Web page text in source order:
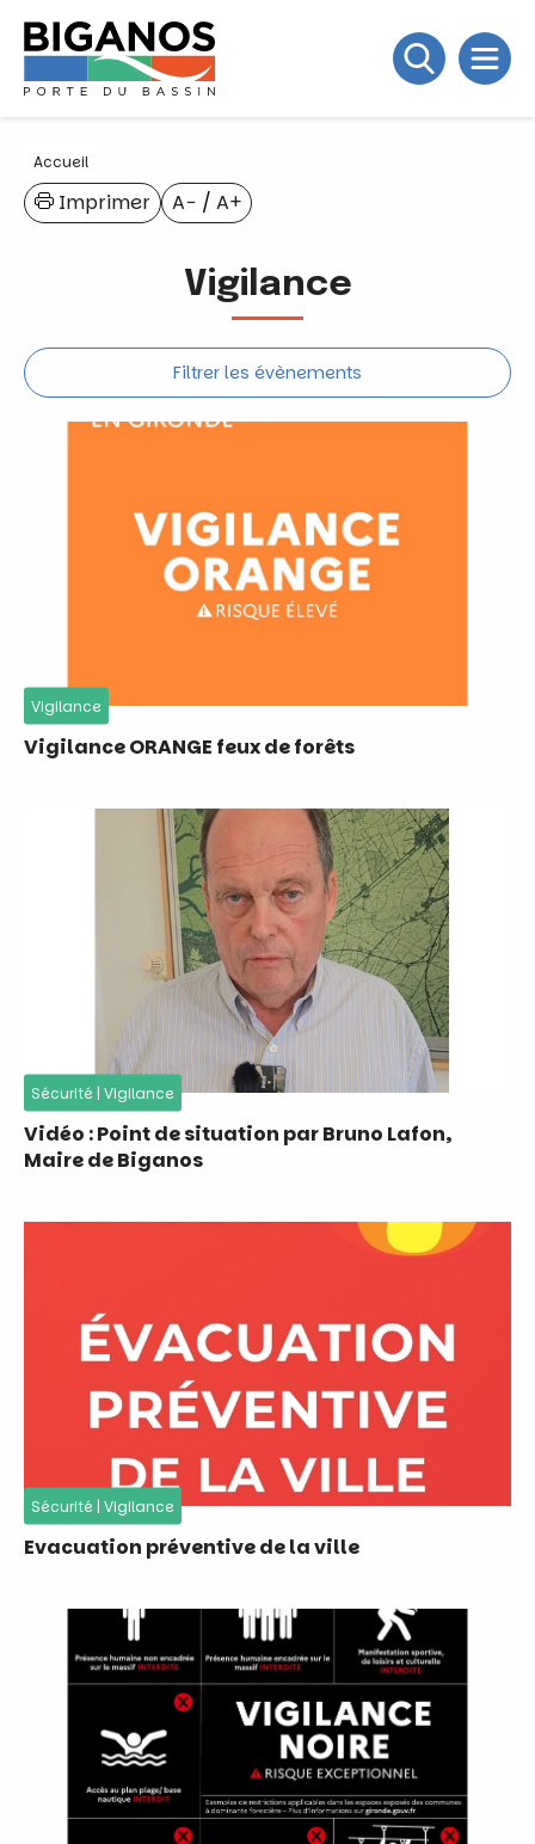
Accueil
A− / A+
Imprimer
Vigilance
Filtrer les évènements
Vigilance
Vigilance ORANGE feux de forêts
Sécurité | Vigilance
Vidéo : Point de situation par Bruno Lafon,
Maire de Biganos
Sécurité | Vigilance
Evacuation préventive de la ville